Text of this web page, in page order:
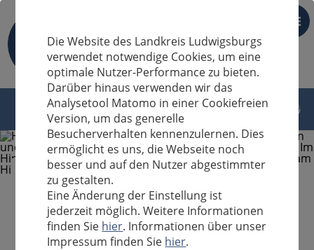
DE
Sucheingabe
Die Website des Landkreis Ludwigsburgs
verwendet notwendige Cookies, um eine
optimale Nutzer-Performance zu bieten.
Darüber hinaus verwenden wir das
Analysetool Matomo in einer Cookiefreien
Version, um das generelle
Besucherverhalten kennenzulernen. Dies
ermöglicht es uns, die Webseite noch
besser und auf den Nutzer abgestimmter
zu gestalten.
Eine Änderung der Einstellung ist
jederzeit möglich. Weitere Informationen
finden Sie hier. Informationen über unser
Impressum finden Sie hier.